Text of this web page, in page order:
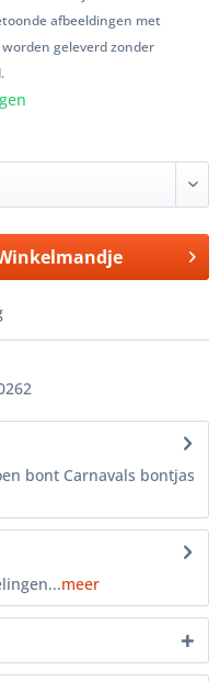
afbeeldingen met
geleverd zonder
bont Carnavals bontjas
meer